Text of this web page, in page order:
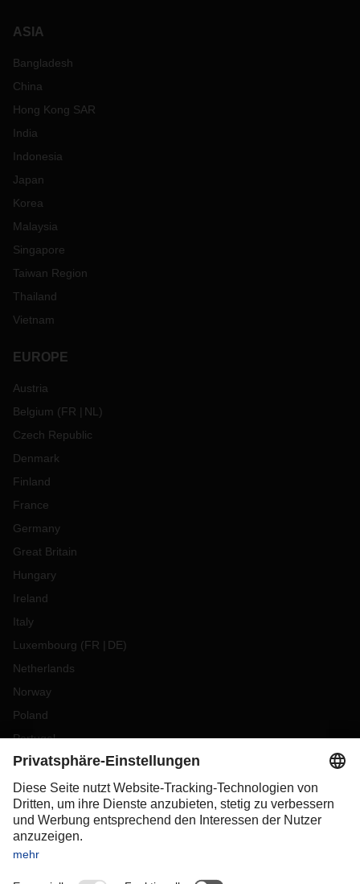
ASIA
Bangladesh
China
Hong Kong SAR
India
Indonesia
Japan
Korea
Malaysia
Singapore
Taiwan Region
Thailand
Vietnam
EUROPE
Austria
Belgium (FR NL )
Czech Republic
Denmark
Finland
France
Germany
Great Britain
Hungary
Ireland
Italy
Luxembourg (FR DE)
Netherlands
Norway
Poland
Portugal
Romania
Slovakia
Spain
Sweden
Switzerland